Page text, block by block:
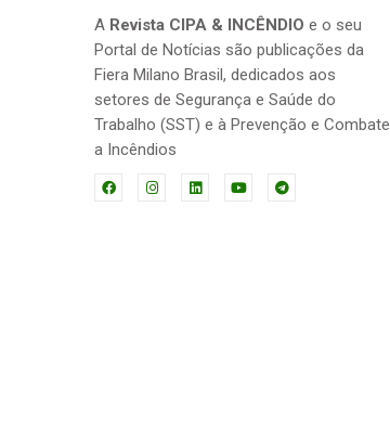
A Revista CIPA & INCÊNDIO e o seu
Portal de Notícias são publicações da
Fiera Milano Brasil, dedicados aos
setores de Segurança e Saúde do
Trabalho (SST) e à Prevenção e Combate
a Incêndios